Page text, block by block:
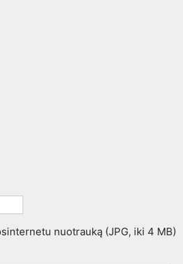
nuotrauką (JPG, iki 4 MB)